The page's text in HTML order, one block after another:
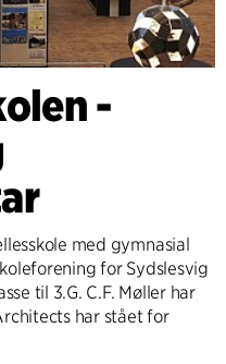
-
med gymnasial
for Sydslesvig
til 3.G. C.F. Møller har
har stået for